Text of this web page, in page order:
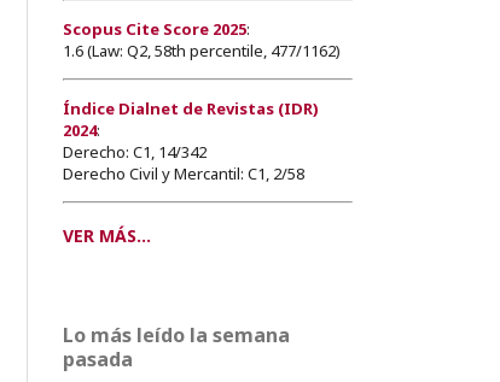
Scopus Cite Score 2025:
1.6 (Law: Q2, 58th percentile, 477/1162)
Índice Dialnet de Revistas (IDR)
2024:
Derecho: C1, 14/342
Derecho Civil y Mercantil: C1, 2/58
VER MÁS...
Lo más leído la semana
pasada